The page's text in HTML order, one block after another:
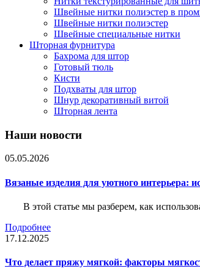
Швейные нитки полиэстер в
Швейные нитки полиэстер
Швейные специальные нитки
Шторная фурнитура
Бахрома для штор
Готовый тюль
Кисти
Подхваты для штор
Шнур декоративный витой
Шторная лента
Наши новости
05.05.2026
Вязаные изделия для уютного интерьера:
В этой статье мы разберем, как
Подробнее
17.12.2025
Что делает пряжу мягкой: факторы